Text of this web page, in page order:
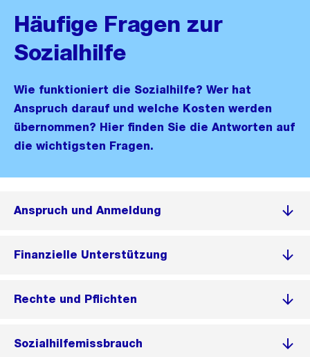
Häufige Fragen zur
Sozialhilfe
Wie funktioniert die Sozialhilfe? Wer hat
Anspruch darauf und welche Kosten werden
übernommen? Hier finden Sie die Antworten auf
die wichtigsten Fragen.
Anspruch und Anmeldung
Finanzielle Unterstützung
Rechte und Pflichten
Sozialhilfemissbrauch